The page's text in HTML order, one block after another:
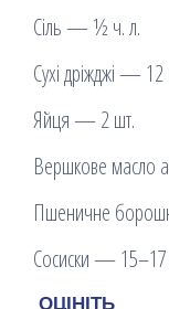
Сіль — ½ ч. л.
Сухі дріжджі — 12
Яйця — 2 шт.
Вершкове масло
Пшеничне
Сосиски — 15–17